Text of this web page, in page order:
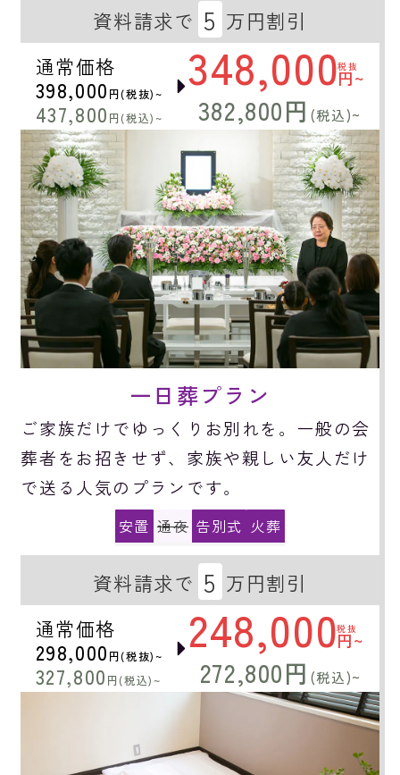
資料請求で 5 万円割引
通常価格
398,000 円(税抜)~
437,800 円(税込)~
348,000税抜
円~
382,800円 (税込)~
一日葬プラン
ご家族だけでゆっくりお別れを。一般の会
葬者をお招きせず、家族や親しい友人だけ
で送る人気のプランです。
安置 通夜 告別式 火葬
資料請求で 5 万円割引
通常価格
298,000 円(税抜)~
327,800 円(税込)~
248,000税抜
円~
272,800円 (税込)~